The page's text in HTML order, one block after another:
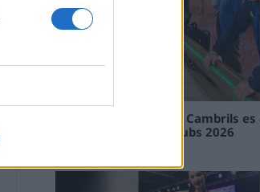
En les tirades de Flix i Cambrils
campions de l’Interclubs 2026